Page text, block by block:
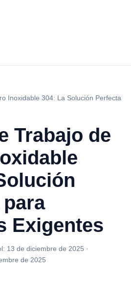
Inoxidable 304: La Solución Perfecta
Trabajo de
Exigentes
13 de diciembre de 2025 ·
de 2025